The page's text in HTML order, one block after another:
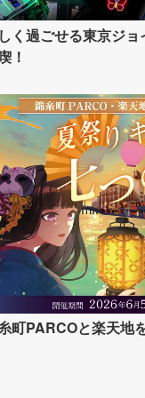
く過ごせる東京ジ
！
町PARCOと楽天地